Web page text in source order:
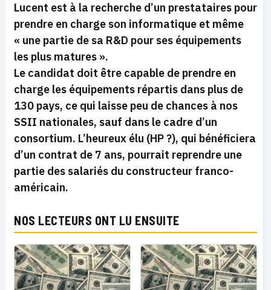
Lucent est à la recherche d’un prestataires pour
prendre en charge son informatique et même
« une partie de sa R&D pour ses équipements
les plus matures ».
Le candidat doit être capable de prendre en
charge les équipements répartis dans plus de
130 pays, ce qui laisse peu de chances à nos
SSII nationales, sauf dans le cadre d’un
consortium. L’heureux élu (HP ?), qui bénéficiera
d’un contrat de 7 ans, pourrait reprendre une
partie des salariés du constructeur franco-
américain.
NOS LECTEURS ONT LU ENSUITE